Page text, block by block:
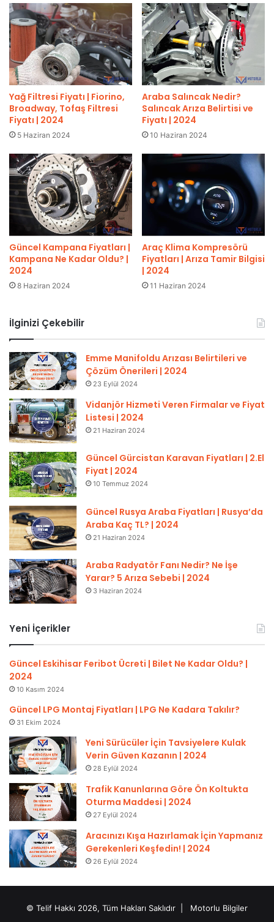
Yağ Filtresi Fiyatı | Fiorino,
Broadway, Tofaş Filtresi
Fiyatı | 2024
5 Haziran 2024
Araba Salıncak Nedir?
Salıncak Arıza Belirtisi ve
Fiyatı | 2024
10 Haziran 2024
Güncel Kampana Fiyatları |
Kampana Ne Kadar Oldu? |
2024
8 Haziran 2024
Araç Klima Kompresörü
Fiyatları | Arıza Tamir Bilgisi
| 2024
11 Haziran 2024
İlginizi Çekebilir
Emme Manifoldu Arızası Belirtileri ve
Çözüm Önerileri | 2024
23 Eylül 2024
Vidanjör Hizmeti Veren Firmalar ve Fiyat
Listesi | 2024
21 Haziran 2024
Güncel Gürcistan Karavan Fiyatları | 2.El
Fiyat | 2024
10 Temmuz 2024
Güncel Rusya Araba Fiyatları | Rusya’da
Araba Kaç TL? | 2024
21 Haziran 2024
Araba Radyatör Fanı Nedir? Ne İşe
Yarar? 5 Arıza Sebebi | 2024
3 Haziran 2024
Yeni İçerikler
Güncel Eskihisar Feribot Ücreti | Bilet Ne Kadar Oldu? |
2024
10 Kasım 2024
Güncel LPG Montaj Fiyatları | LPG Ne Kadara Takılır?
31 Ekim 2024
Yeni Sürücüler İçin Tavsiyelere Kulak
Verin Güven Kazanın | 2024
28 Eylül 2024
Trafik Kanunlarına Göre Ön Koltukta
Oturma Maddesi | 2024
27 Eylül 2024
Aracınızı Kışa Hazırlamak İçin Yapmanız
Gerekenleri Keşfedin! | 2024
26 Eylül 2024
© Telif Hakkı 2026, Tüm Hakları Saklıdır | Motorlu Bilgiler